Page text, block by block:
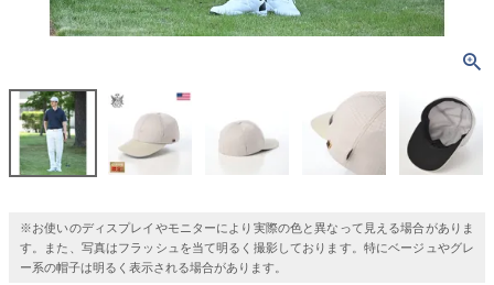
※お使いのディスプレイやモニターにより実際の色と異なって見える場合がありま
す。また、写真はフラッシュを当て明るく撮影しております。特にベージュやグレ
ー系の帽子は明るく表示される場合があります。